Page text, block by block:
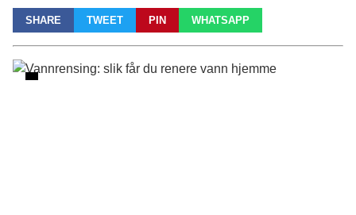
SHARE TWEET PIN WHATSAPP